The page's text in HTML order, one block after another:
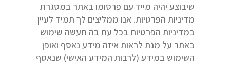
שיבוצע יהיה מייד עם פרסומו באתר במסגרת
מדיניות הפרטיות. אנו ממליצים לך תמיד לעיין
במדיניות הפרטיות בכל עת בה תעשה שימוש
באתר על מנת לראות איזה מידע נאסף ואופן
השימוש במידע (לרבות המידע האישי) שנאסף